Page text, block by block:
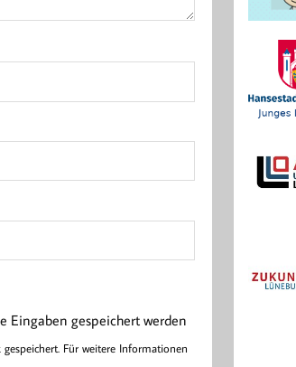
Eingaben gespeichert werden
Für weitere Informationen